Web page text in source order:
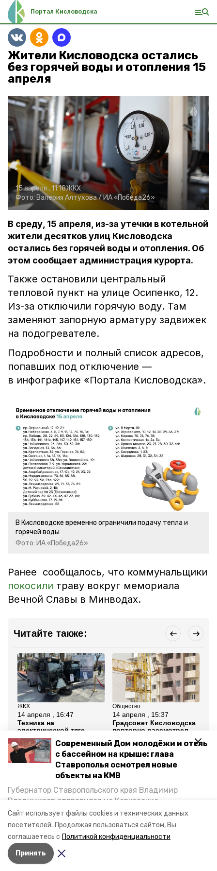
Сайт использует файлы cookies и технических данных
посетителей. Продолжая пользоваться сайтом, Вы
соглашаетесь с Политикой конфиденциальности
Принять
Современный Дом молодёжи и отель
с бассейном на крыше: глава
Ставрополья осмотрел новые
объекты на КМВ
Губернатор Ставропольского края Владимир
Владимиров отправился на Кавказские
Минеральные Воды, чтобы проинспектировать
строительство объектов в Кисловодске и
Минводах, а также выслушать предложения о
постройке новых точек притяжения для местных
жителей. Подробнее — в материале «Победы26».
Портал Кисловодска
Жители Кисловодска остались
без горячей воды и отопления 15
апреля
15 апреля , 11:18ЖКХ
Фото: Валерия Алтухова / ИА «Победа26»
В среду, 15 апреля, из-за утечки в котельной
жители десятков улиц Кисловодска
остались без горячей воды и отопления. Об
этом сообщает администрация курорта.
Также остановили центральный
тепловой пункт на улице Осипенко, 12.
Из-за отключили горячую воду. Там
заменяют запорную арматуру задвижек
на подогревателе.
Подробности и полный список адресов,
попавших под отключение —
в инфографике «Портала Кисловодска».
В Кисловодске временно ограничили подачу тепла и
горячей воды
Фото: ИА «Победа26»
Ранее сообщалось, что коммунальщики
покосили траву вокруг мемориала
Вечной Славы в Минводах.
Читайте также:
ЖКХ
14 апреля , 16:47
Техника на
электрической тяге
убирает общественные
пространства в
Кисловодске
Общество
14 апреля , 15:37
Градсовет Кисловодска
повторно рассмотрел
«Театральный»
Все новости
тепло
Авторы: Анастасия Михайловская